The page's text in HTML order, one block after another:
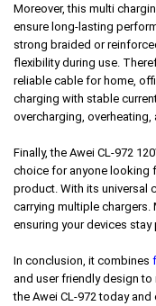
Moreover, this multi
ensure long-lasting
strong braided or
flexibility during use.
reliable cable for home,
charging with stable
overcharging, overheating,
Finally, the Awei CL-972
choice for anyone looking
product. With its universal
carrying multiple chargers.
ensuring your devices
In conclusion, it combines
and user friendly design
the Awei CL-972 today